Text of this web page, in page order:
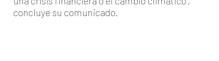
concluye su comunicado.